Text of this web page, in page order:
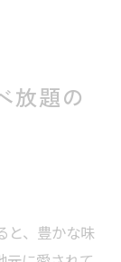
放題の
と、豊かな味